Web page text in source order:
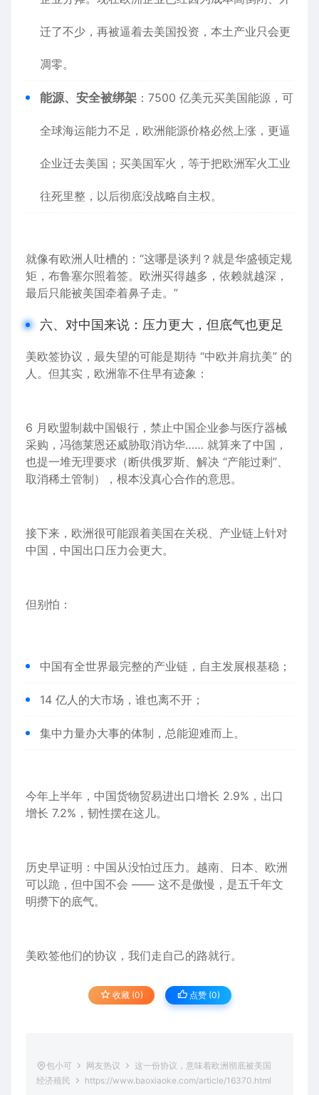
迁了不少，再被逼着去美国投资，本土产业只会更
凋零。
能源、安全被绑架 ：7500 亿美元买美国能源，可
全球海运能力不足，欧洲能源价格必然上涨，更逼
企业迁去美国；买美国军火，等于把欧洲军火工业
往死里整，以后彻底没战略自主权。
就像有欧洲人吐槽的：“这哪是谈判？就是华盛顿定规
矩，布鲁塞尔照着签。欧洲买得越多，依赖就越深，
最后只能被美国牵着鼻子走。”
六、对中国来说：压力更大，但底气也更足
美欧签协议，最失望的可能是期待 “中欧并肩抗美” 的
人 。但其实，欧洲靠不住早有迹象：
6 月欧盟制裁中国银行 ，禁止中国企业参与医疗器械
采购 ，冯德莱恩还威胁取消访华…… 就算来了中国，
也提一堆无理要求（断供俄罗斯、解决 “产能过剩”、
取消稀土管制），根本没真心合作的意思。
接下来，欧洲很可能跟着美国在关税、产业链上针对
中国，中国出口压力会更大。
但别怕：
中国有全世界最完整的产业链，自主发展根基稳；
14 亿人的大市场，谁也离不开；
集中力量办大事的体制，总能迎难而上。
今年上半年，中国货物贸易进出口增长 2.9%，出口
增长 7.2%，韧性摆在这儿。
历史早证明：中国从没怕过压力。越南、 日本、欧洲
可以跪，但中国不会 —— 这不是傲慢，是五千年文
明攒下的底气。
美欧签他们的协议，我们走自己的路就行。
收藏 (0) 点赞 (0)
包小可 网友热议
这一份协议，意味着欧洲彻底被美国
经济殖民
https://www.baoxiaoke.com/article/16370.html